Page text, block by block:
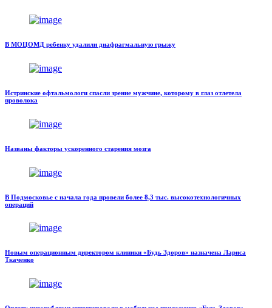
В МОЦОМД ребенку удалили диафрагмальную грыжу
Истринские офтальмологи спасли зрение мужчине, которому в глаз отлетела
проволока
Названы факторы ускоренного старения мозга
В Подмосковье с начала года провели более 8,3 тыс. высокотехнологичных
операций
Новым операционным директором клиники «Будь Здоров» назначена Лариса
Ткаченко